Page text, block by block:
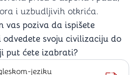
i uzbudljivih otkrića.
vas poziva da ispišete
svoju civilizaciju do
put ćete izabrati?
jeziku